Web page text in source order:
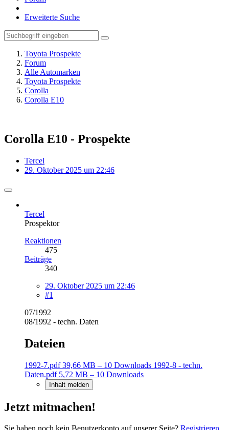
Erweiterte Suche
Toyota Prospekte
Forum
Alle Automarken
Toyota Prospekte
Corolla
Corolla E10
Corolla E10 - Prospekte
Tercel
29. Oktober 2025 um 22:46
Tercel
Prospektor
Reaktionen
475
Beiträge
340
29. Oktober 2025 um 22:46
#1
07/1992
08/1992 - techn. Daten
Dateien
1992-7.pdf 39,66 MB – 10 Downloads 1992-8 - techn.
Daten.pdf 5,72 MB – 10 Downloads
Inhalt melden
Jetzt mitmachen!